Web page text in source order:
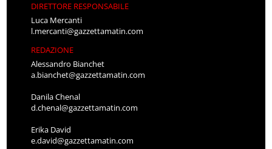
DIRETTORE RESPONSABILE
Luca Mercanti
l.mercanti@gazzettamatin.com
REDAZIONE
Alessandro Bianchet
a.bianchet@gazzettamatin.com
Danila Chenal
d.chenal@gazzettamatin.com
Erika David
e.david@gazzettamatin.com